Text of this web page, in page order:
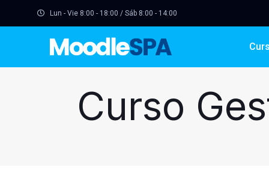
Lun - Vie 8:00 - 18:00 / Sáb 8:00 - 14:00
Curso